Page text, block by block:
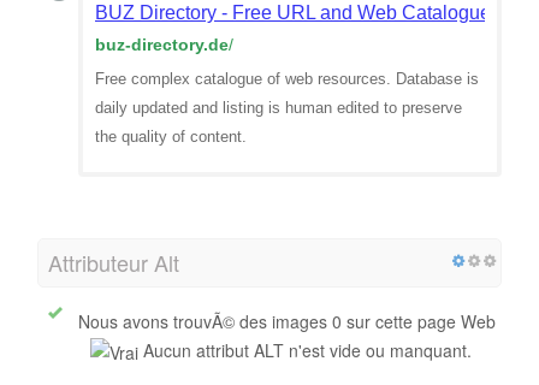
BUZ Directory - Free URL and Web Catalogue
buz-directory.de/
Free complex catalogue of web resources. Database is
daily updated and listing is human edited to preserve
the quality of content.
Attributeur Alt
Nous avons trouvÃ© des images 0 sur cette page Web
Aucun attribut ALT n'est vide ou manquant.